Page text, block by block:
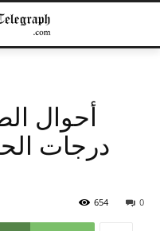
أحوال
درجات
0
654